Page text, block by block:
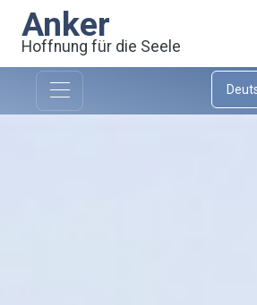
Anker
Hoffnung für die Seele